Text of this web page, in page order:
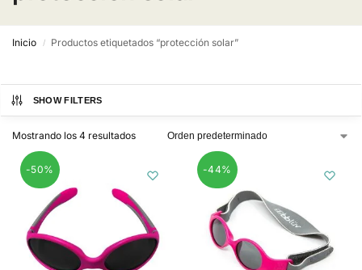
Inicio / Productos etiquetados “protección solar”
SHOW FILTERS
Mostrando los 4 resultados
-50% -44%